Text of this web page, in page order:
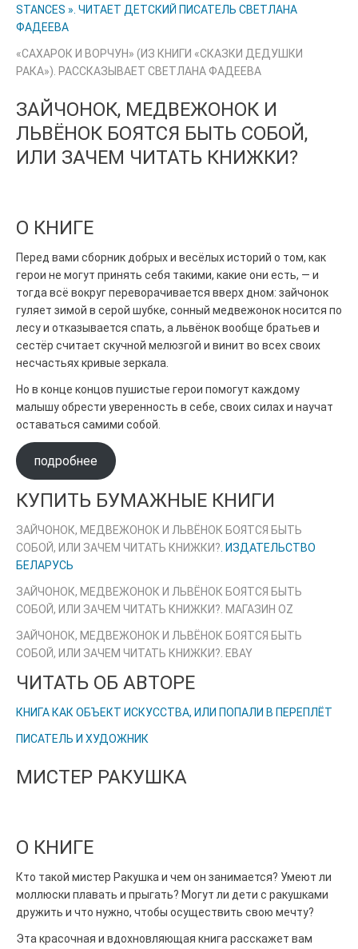
STANCES ». ЧИТАЕТ ДЕТСКИЙ ПИСАТЕЛЬ СВЕТЛАНА
ФАДЕЕВА
«САХАРОК И ВОРЧУН» (ИЗ КНИГИ «СКАЗКИ ДЕДУШКИ
РАКА»). РАССКАЗЫВАЕТ СВЕТЛАНА ФАДЕЕВА
ЗАЙЧОНОК, МЕДВЕЖОНОК И
ЛЬВЁНОК БОЯТСЯ БЫТЬ СОБОЙ,
ИЛИ ЗАЧЕМ ЧИТАТЬ КНИЖКИ?
О КНИГЕ
Перед вами сборник добрых и весёлых историй о том, как
герои не могут принять себя такими, какие они есть, — и
тогда всё вокруг переворачивается вверх дном: зайчонок
гуляет зимой в серой шубке, сонный медвежонок носится по
лесу и отказывается спать, а львёнок вообще братьев и
сестёр считает скучной мелюзгой и винит во всех своих
несчастьях кривые зеркала.
Но в конце концов пушистые герои помогут каждому
малышу обрести уверенность в себе, своих силах и научат
оставаться самими собой.
подробнее
КУПИТЬ БУМАЖНЫЕ КНИГИ
ЗАЙЧОНОК, МЕДВЕЖОНОК И ЛЬВЁНОК БОЯТСЯ БЫТЬ
СОБОЙ, ИЛИ ЗАЧЕМ ЧИТАТЬ КНИЖКИ? . ИЗДАТЕЛЬСТВО
БЕЛАРУСЬ
ЗАЙЧОНОК, МЕДВЕЖОНОК И ЛЬВЁНОК БОЯТСЯ БЫТЬ
СОБОЙ, ИЛИ ЗАЧЕМ ЧИТАТЬ КНИЖКИ?. МАГАЗИН OZ
ЗАЙЧОНОК, МЕДВЕЖОНОК И ЛЬВЁНОК БОЯТСЯ БЫТЬ
СОБОЙ, ИЛИ ЗАЧЕМ ЧИТАТЬ КНИЖКИ?. EBAY
ЧИТАТЬ ОБ АВТОРЕ
КНИГА КАК ОБЪЕКТ ИСКУССТВА, ИЛИ ПОПАЛИ В ПЕРЕПЛЁТ
ПИСАТЕЛЬ И ХУДОЖНИК
МИСТЕР РАКУШКА
О КНИГЕ
Кто такой мистер Ракушка и чем он занимается? Умеют ли
моллюски плавать и прыгать? Могут ли дети с ракушками
дружить и что нужно, чтобы осуществить свою мечту?
Эта красочная и вдохновляющая книга расскажет вам